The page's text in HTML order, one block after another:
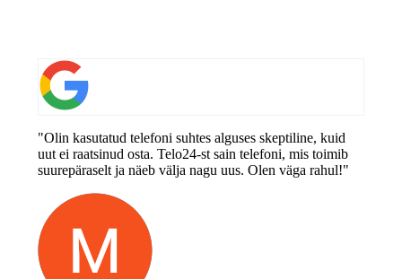
"Olin kasutatud telefoni suhtes alguses skeptiline, kuid
uut ei raatsinud osta. Telo24-st sain telefoni, mis toimib
suurepäraselt ja näeb välja nagu uus. Olen väga rahul!"